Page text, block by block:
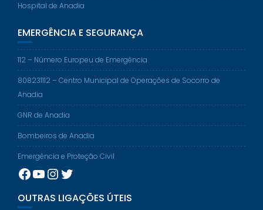
Hospital de Anadia
EMERGÊNCIA E SEGURANÇA
112 – Número Europeu de Emergência
808231112 – Centro Municipal de Operações de Socorro de
Anadia
GNR de Anadia
Bombeiros de Anadia
Emergência e Proteção Civil
Facebook
YouTube
Instagram
Twitter
OUTRAS LIGAÇÕES ÚTEIS